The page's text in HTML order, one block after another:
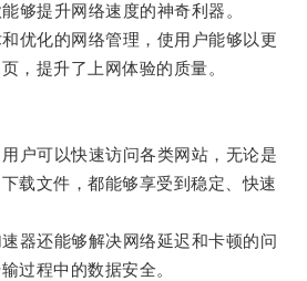
提升网络速度的神奇利器。
化的网络管理，使用户能够以更
，提升了上网体验的质量。
可以快速访问各类网站，无论是
载文件，都能够享受到稳定、快速
还能够解决网络延迟和卡顿的问
过程中的数据安全。